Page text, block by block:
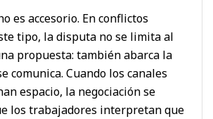
es accesorio. En conflictos
tipo, la disputa no se limita al
propuesta: también abarca la
comunica. Cuando los canales
espacio, la negociación se
los trabajadores interpretan que